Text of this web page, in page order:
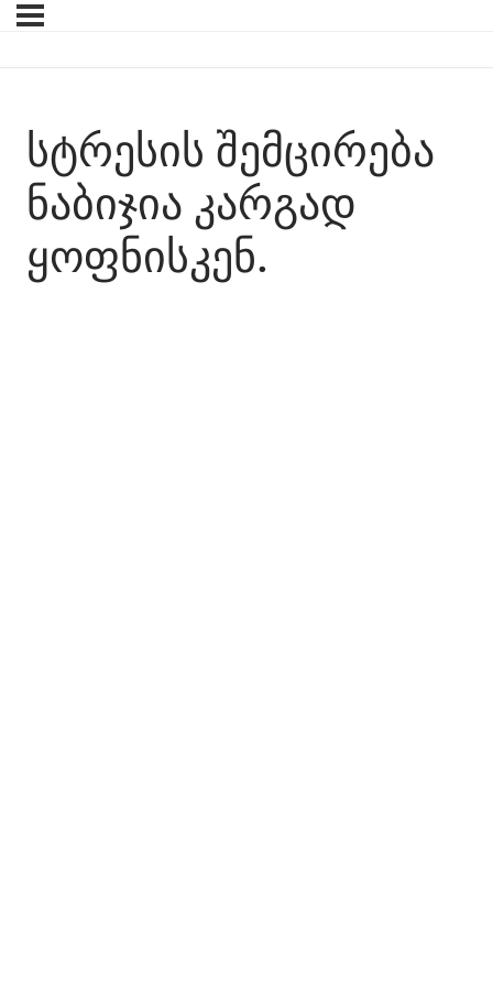
ᲡᲢᲠᲔᲡᲘᲡ ᲨᲔᲛᲪᲘᲠᲔᲑᲐ
ᲜᲐᲑᲘᲯᲘᲐ ᲙᲐᲠᲒᲐᲓ
ᲧᲝᲤᲜᲘᲡᲙᲔᲜ.